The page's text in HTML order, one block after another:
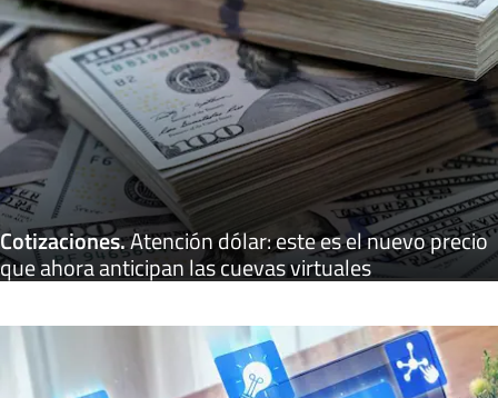
Cotizaciones.Atención dólar: este es el nuevo precio
que ahora anticipan las cuevas virtuales